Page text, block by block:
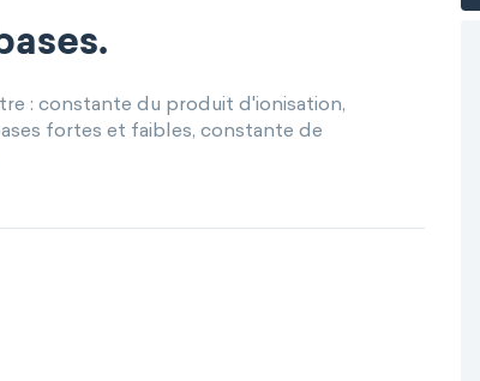
: constante du produit d'ionisation,
fortes et faibles, constante de